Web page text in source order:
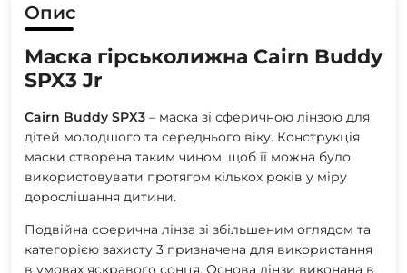
Опис
Маска гірськолижна Cairn Buddy
SPX3 Jr
Cairn Buddy SPX3 – маска зі сферичною лінзою для
дітей молодшого та середнього віку. Конструкція
маски створена таким чином, щоб її можна було
використовувати протягом кількох років у міру
дорослішання дитини.
Подвійна сферична лінза зі збільшеним оглядом та
категорією захисту 3 призначена для використання